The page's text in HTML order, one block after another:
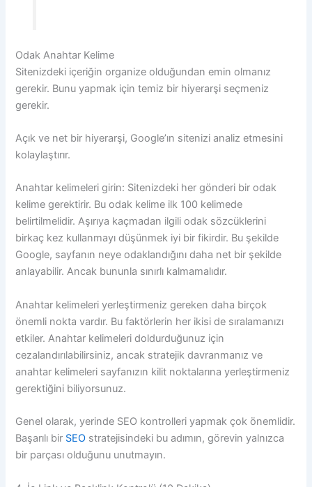
Odak Anahtar Kelime
Sitenizdeki içeriğin organize olduğundan emin olmanız
gerekir. Bunu yapmak için temiz bir hiyerarşi seçmeniz
gerekir.
Açık ve net bir hiyerarşi, Google’ın sitenizi analiz etmesini
kolaylaştırır.
Anahtar kelimeleri girin: Sitenizdeki her gönderi bir odak
kelime gerektirir. Bu odak kelime ilk 100 kelimede
belirtilmelidir. Aşırıya kaçmadan ilgili odak sözcüklerini
birkaç kez kullanmayı düşünmek iyi bir fikirdir. Bu şekilde
Google, sayfanın neye odaklandığını daha net bir şekilde
anlayabilir. Ancak bununla sınırlı kalmamalıdır.
Anahtar kelimeleri yerleştirmeniz gereken daha birçok
önemli nokta vardır. Bu faktörlerin her ikisi de sıralamanızı
etkiler. Anahtar kelimeleri doldurduğunuz için
cezalandırılabilirsiniz, ancak stratejik davranmanız ve
anahtar kelimeleri sayfanızın kilit noktalarına yerleştirmeniz
gerektiğini biliyorsunuz.
Genel olarak, yerinde SEO kontrolleri yapmak çok önemlidir.
Başarılı bir SEO stratejisindeki bu adımın, görevin yalnızca
bir parçası olduğunu unutmayın.